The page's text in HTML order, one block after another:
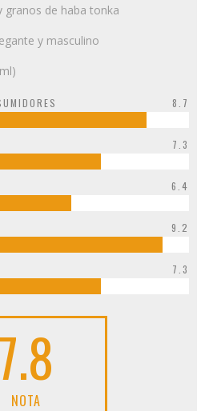
granos de haba tonka
y masculino
8.7
7.3
6.4
9.2
7.3
7.8
NOTA